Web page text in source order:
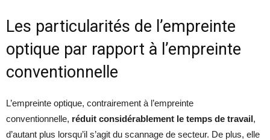
Les particularités de l’empreinte
optique par rapport à l’empreinte
conventionnelle
L’empreinte optique, contrairement à l’empreinte
conventionnelle, réduit considérablement le temps de travail,
d’autant plus lorsqu’il s’agit du scannage de secteur. De plus, elle